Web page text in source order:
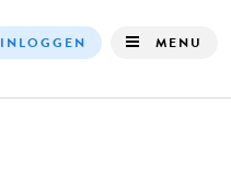
INLOGGEN MENU